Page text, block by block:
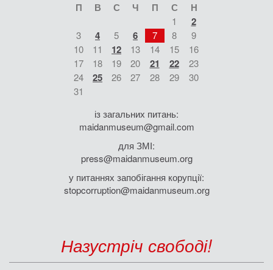
П В С Ч П С Н
1 2
3 4 5 6 7 8
9
10
11 12 13 14 15
16
17
18 19 20 21 22
23
24
25 26 27 28 29
30
31
із загальних питань:
maidanmuseum@gmail.com
для ЗМІ:
press@maidanmuseum.org
у питаннях запобігання корупції:
stopcorruption@maidanmuseum.org
Назустріч свободі!